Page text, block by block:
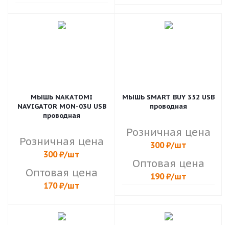
МЫШЬ NAKATOMI
NAVIGATOR MON-03U USB
проводная
Розничная цена
300₽/шт
Оптовая цена
170₽/шт
МЫШЬ SMART BUY 352 USB
проводная
Розничная цена
300₽/шт
Оптовая цена
190₽/шт